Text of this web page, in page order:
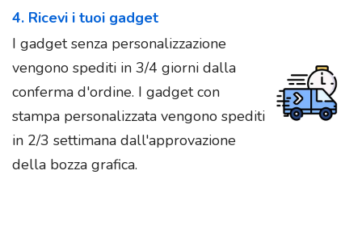
4. Ricevi i tuoi gadget
I gadget senza personalizzazione
vengono spediti in 3/4 giorni dalla
conferma d'ordine. I gadget con
stampa personalizzata vengono spediti
in 2/3 settimana dall'approvazione
della bozza grafica.